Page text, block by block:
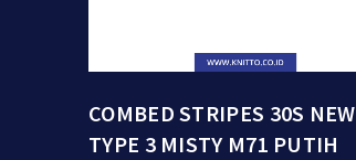
COMBED STRIPES 30S NEW
TYPE 3 MISTY M71 PUTIH